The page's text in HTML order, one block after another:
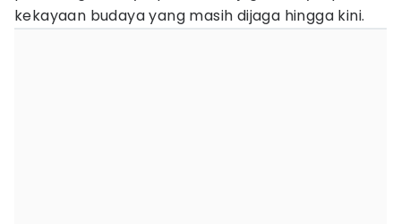
kekayaan budaya yang masih dijaga hingga kini.